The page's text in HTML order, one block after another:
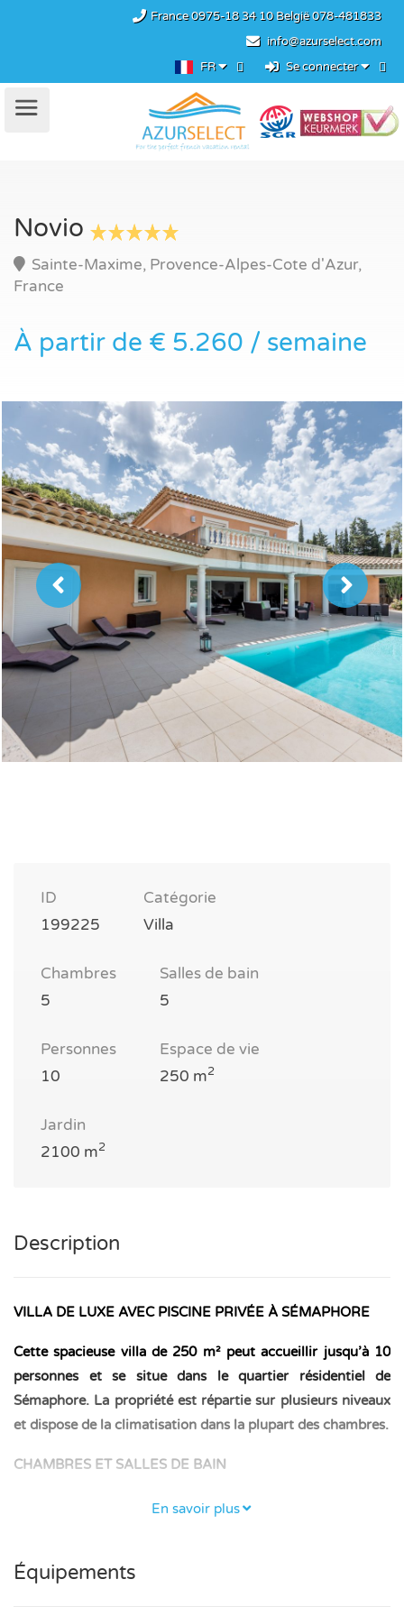
France0975-18 34 10België078-481833
info@azurselect.com
FR
Se connecter
Novio
Sainte-Maxime, Provence-Alpes-Cote d'Azur,
France
À partir de € 5.260 / semaine
ID
199225
Catégorie
Villa
Chambres
5
Salles de bain
5
Personnes
10
Espace de vie
250 m2
Jardin
2100 m2
Description
VILLA DE LUXE AVEC PISCINE PRIVÉE À SÉMAPHORE
Cette spacieuse villa de 250 m² peut accueillir jusqu’à 10
personnes et se situe dans le quartier résidentiel de
Sémaphore. La propriété est répartie sur plusieurs niveaux
et dispose de la climatisation dans la plupart des chambres.
CHAMBRES ET SALLES DE BAIN
– Niveau piscine : une chambre avec un lit double (160 ×
En savoir plus
Équipements